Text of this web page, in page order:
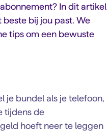
In dit artikel
bij jou past. We
tips om een bewuste
je bundel als je telefoon,
tijdens de
hoeft neer te leggen